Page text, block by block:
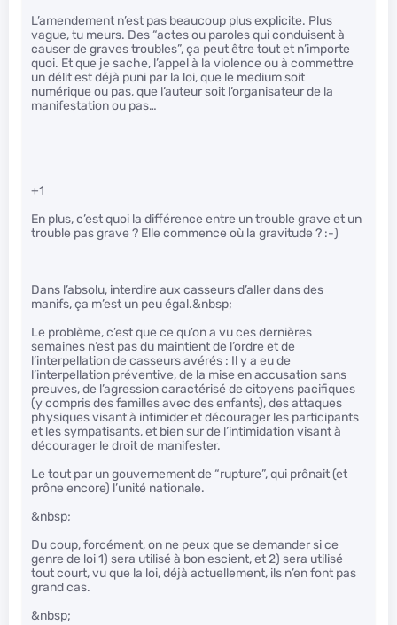
L’amendement n’est pas beaucoup plus explicite. Plus
vague, tu meurs. Des “actes ou paroles qui conduisent à
causer de graves troubles”, ça peut être tout et n’importe
quoi. Et que je sache, l’appel à la violence ou à commettre
un délit est déjà puni par la loi, que le medium soit
numérique ou pas, que l’auteur soit l’organisateur de la
manifestation ou pas…
+1
En plus, c’est quoi la différence entre un trouble grave et un
trouble pas grave ? Elle commence où la gravitude ? :-)
Dans l’absolu, interdire aux casseurs d’aller dans des
manifs, ça m’est un peu égal.&nbsp;
Le problème, c’est que ce qu’on a vu ces dernières
semaines n’est pas du maintient de l’ordre et de
l’interpellation de casseurs avérés : Il y a eu de
l’interpellation préventive, de la mise en accusation sans
preuves, de l’agression caractérisé de citoyens pacifiques
(y compris des familles avec des enfants), des attaques
physiques visant à intimider et décourager les participants
et les sympatisants, et bien sur de l’intimidation visant à
décourager le droit de manifester.
Le tout par un gouvernement de “rupture”, qui prônait (et
prône encore) l’unité nationale.
&nbsp;
Du coup, forcément, on ne peux que se demander si ce
genre de loi 1) sera utilisé à bon escient, et 2) sera utilisé
tout court, vu que la loi, déjà actuellement, ils n’en font pas
grand cas.
&nbsp;